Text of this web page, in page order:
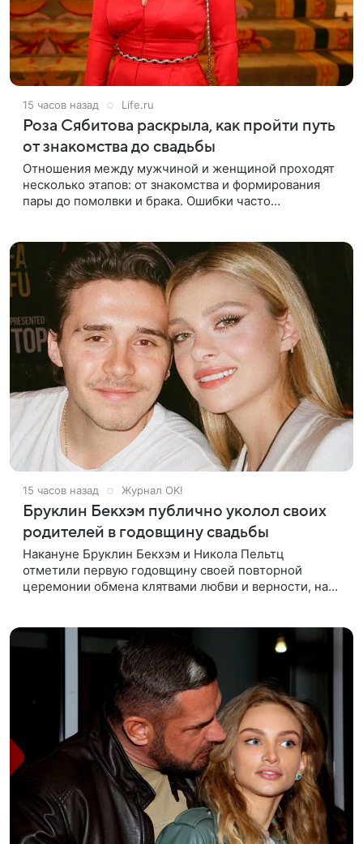
15 часов назад Life.ru
Роза Сябитова раскрыла, как пройти путь
от знакомства до свадьбы
Отношения между мужчиной и женщиной проходят
несколько этапов: от знакомства и формирования
пары до помолвки и брака. Ошибки часто
15 часов назад Журнал OK!
Бруклин Бекхэм публично уколол своих
родителей в годовщину свадьбы
Накануне Бруклин Бекхэм и Никола Пельтц
отметили первую годовщину своей повторной
церемонии обмена клятвами любви и верности, на